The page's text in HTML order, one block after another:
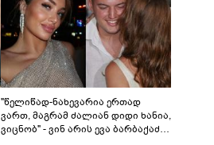
"წელიწად-ნახევარია ერთად
ვართ, მაგრამ ძალიან დიდი ხანია,
ვიცნობ" - ვინ არის ევა ბარბაქაძის